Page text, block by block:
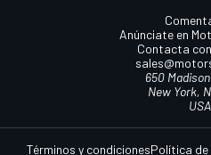
Anúnciate en
Contacta
650
New York,
USA
Términos y condicionesPolítica de